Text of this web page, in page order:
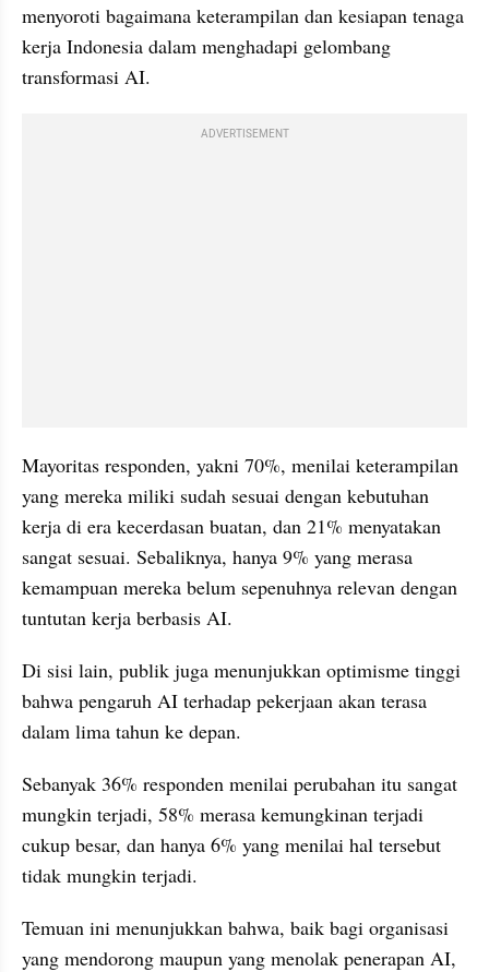
menyoroti bagaimana keterampilan dan kesiapan tenaga
kerja Indonesia dalam menghadapi gelombang
transformasi AI.
ADVERTISEMENT
Mayoritas responden, yakni 70%, menilai keterampilan
yang mereka miliki sudah sesuai dengan kebutuhan
kerja di era kecerdasan buatan, dan 21% menyatakan
sangat sesuai. Sebaliknya, hanya 9% yang merasa
kemampuan mereka belum sepenuhnya relevan dengan
tuntutan kerja berbasis AI.
Di sisi lain, publik juga menunjukkan optimisme tinggi
bahwa pengaruh AI terhadap pekerjaan akan terasa
dalam lima tahun ke depan.
Sebanyak 36% responden menilai perubahan itu sangat
mungkin terjadi, 58% merasa kemungkinan terjadi
cukup besar, dan hanya 6% yang menilai hal tersebut
tidak mungkin terjadi.
Temuan ini menunjukkan bahwa, baik bagi organisasi
yang mendorong maupun yang menolak penerapan AI,